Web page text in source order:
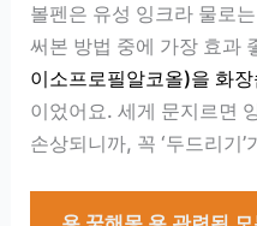
볼펜은 유성 잉크라 물로
써본 방법 중에 가장 효과
이소프로필알코올)을 화
이었어요. 세게 문지르면
손상되니까, 꼭 ‘두드리기